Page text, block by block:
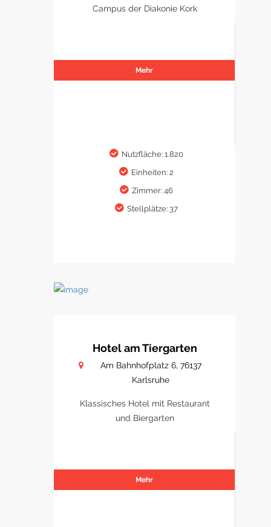
Campus der Diakonie Kork
Mehr
Nutzfläche: 1.820
Einheiten: 2
Zimmer: 46
Stellplätze: 37
Hotel am Tiergarten
Am Bahnhofplatz 6, 76137
Karlsruhe
Klassisches Hotel mit Restaurant
und Biergarten
Mehr